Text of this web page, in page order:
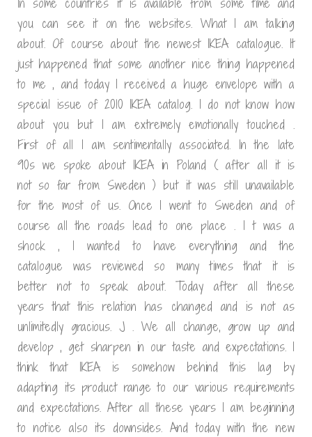
you can see it on the websites. What I am talking
about. Of course about the newest IKEA catalogue. It
just happened that some another nice thing happened
to me , and today I received a huge envelope with a
special issue of 2010 IKEA catalog. I do not know how
about you but I am extremely emotionally touched .
First of all I am sentimentally associated. In the late
90s we spoke about IKEA in Poland ( after all it is
not so far from Sweden ) but it was still unavailable
for the most of us. Once I went to Sweden and of
course all the roads lead to one place . I t was a
shock , I wanted to have everything and the
catalogue was reviewed so many times that it is
better not to speak about. Today after all these
years that this relation has changed and is not as
unlimitedly gracious. J . We all change, grow up and
develop , get sharpen in our taste and expectations. I
think that IKEA is somehow behind this lag by
adapting its product range to our various requirements
and expectations. After all these years I am beginning
to notice also its downsides. And today with the new